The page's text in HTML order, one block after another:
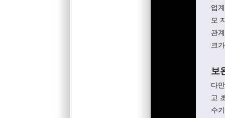
업
모
관
크
보
다
고
수